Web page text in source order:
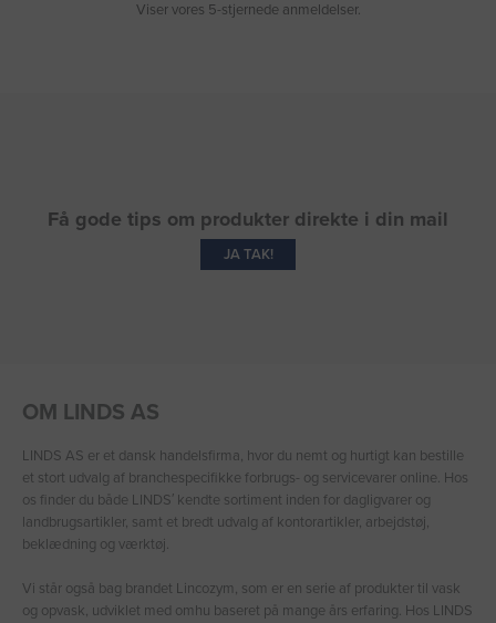
Viser vores 5-stjernede anmeldelser.
Få gode tips om produkter direkte i din mail
JA TAK!
OM LINDS AS
LINDS AS er et dansk handelsfirma, hvor du nemt og hurtigt kan bestille
et stort udvalg af branchespecifikke forbrugs- og servicevarer online. Hos
os finder du både LINDS′ kendte sortiment inden for dagligvarer og
landbrugsartikler, samt et bredt udvalg af kontorartikler, arbejdstøj,
beklædning og værktøj.
Vi står også bag brandet Lincozym, som er en serie af produkter til vask
og opvask, udviklet med omhu baseret på mange års erfaring. Hos LINDS